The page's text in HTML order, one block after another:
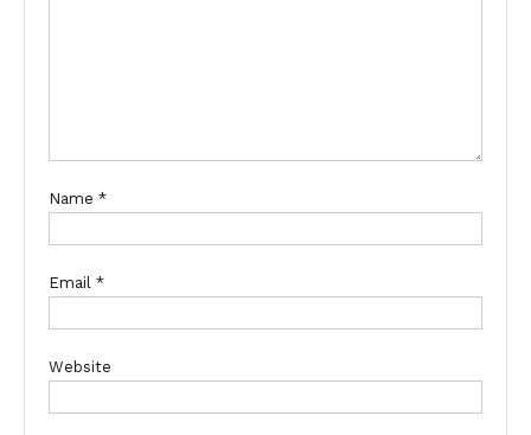
Name *
Email *
Website